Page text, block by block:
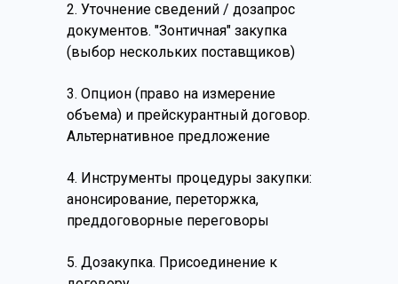
3. Опцион (право на измерение
объема) и прейскурантный договор.
Альтернативное предложение
4. Инструменты процедуры закупки:
анонсирование, переторжка,
преддоговорные переговоры
2. Уточнение сведений / дозапрос
документов. "Зонтичная" закупка
(выбор нескольких поставщиков)
5. Дозакупка. Присоединение к